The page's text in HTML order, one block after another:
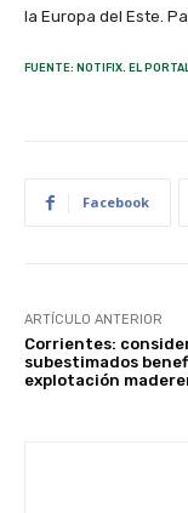
la Europa del Este.
FUENTE: NOTIFIX. EL
Facebook
ARTÍCULO ANTERIOR
Corrientes:
subestimados
explotación